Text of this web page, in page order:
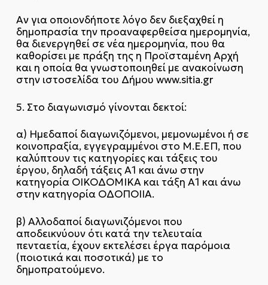
Αν για οποιονδήποτε λόγο δεν διεξαχθεί η
δημοπρασία την προαναφερθείσα ημερομηνία,
θα διενεργηθεί σε νέα ημερομηνία, που θα
καθορίσει με πράξη της η Προϊσταμένη Αρχή
και η οποία θα γνωστοποιηθεί με ανακοίνωση
στην ιστοσελίδα του Δήμου www.sitia.gr
5. Στο διαγωνισμό γίνονται δεκτοί:
α) Ημεδαποί διαγωνιζόμενοι, μεμονωμένοι ή σε
κοινοπραξία, εγγεγραμμένοι στο Μ.Ε.ΕΠ, που
καλύπτουν τις κατηγορίες και τάξεις του
έργου, δηλαδή τάξεις Α1 και άνω στην
κατηγορία ΟΙΚΟΔΟΜΙΚΑ και τάξη Α1 και άνω
στην κατηγορία ΟΔΟΠΟΙΙΑ.
β) Αλλοδαποί διαγωνιζόμενοι που
αποδεικνύουν ότι κατά την τελευταία
πενταετία, έχουν εκτελέσει έργα παρόμοια
(ποιοτικά και ποσοτικά) με το
δημοπρατούμενο.